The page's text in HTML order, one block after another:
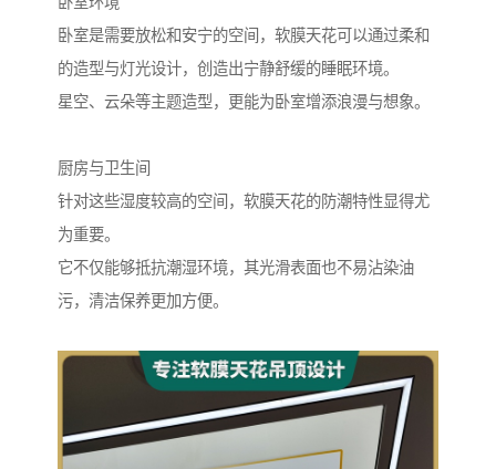
卧室是需要放松和安宁的空间，软膜天花可以通过柔和
的造型与灯光设计，创造出宁静舒缓的睡眠环境。
星空、云朵等主题造型，更能为卧室增添浪漫与想象。
厨房与卫生间
针对这些湿度较高的空间，软膜天花的防潮特性显得尤
为重要。
它不仅能够抵抗潮湿环境，其光滑表面也不易沾染油
污，清洁保养更加方便。